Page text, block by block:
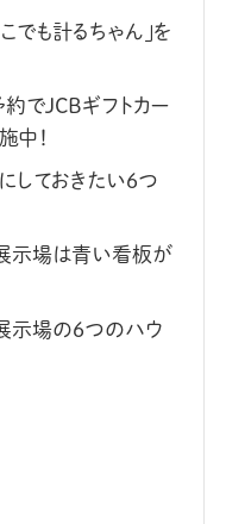
でも計るちゃん」を
でJCBギフトカー
中！
しておきたい6つ
示場は青い看板が
示場の6つのハウ